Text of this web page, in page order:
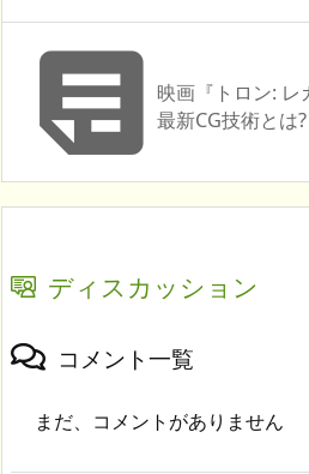
映画『トロン: レ
最新CG技術とは?
ディスカッション
コメント一覧
まだ、コメントがありません